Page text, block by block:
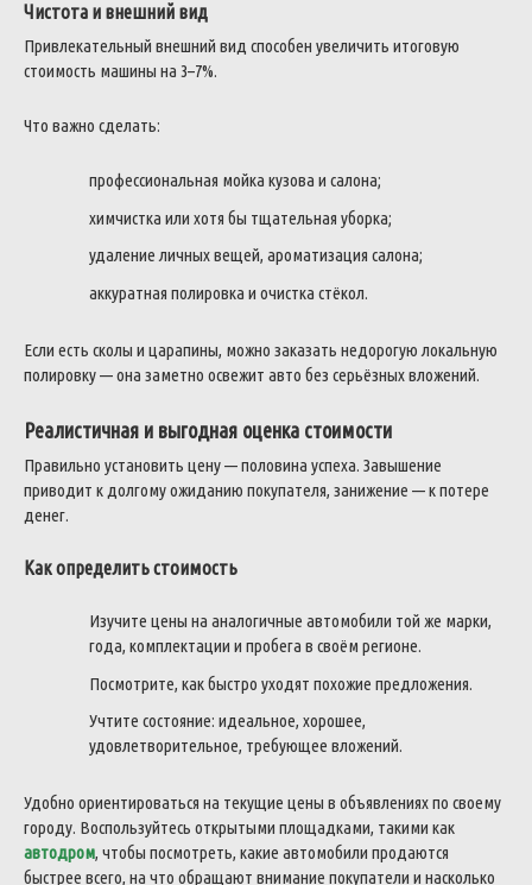
Чистота и внешний вид
Привлекательный внешний вид способен увеличить итоговую
стоимость машины на 3–7%.
Что важно сделать:
профессиональная мойка кузова и салона;
химчистка или хотя бы тщательная уборка;
удаление личных вещей, ароматизация салона;
аккуратная полировка и очистка стёкол.
Если есть сколы и царапины, можно заказать недорогую локальную
полировку — она заметно освежит авто без серьёзных вложений.
Реалистичная и выгодная оценка стоимости
Правильно установить цену — половина успеха. Завышение
приводит к долгому ожиданию покупателя, занижение — к потере
денег.
Как определить стоимость
Изучите цены на аналогичные автомобили той же марки,
года, комплектации и пробега в своём регионе.
Посмотрите, как быстро уходят похожие предложения.
Учтите состояние: идеальное, хорошее,
удовлетворительное, требующее вложений.
Удобно ориентироваться на текущие цены в объявлениях по своему
городу. Воспользуйтесь открытыми площадками, такими как
автодром, чтобы посмотреть, какие автомобили продаются
быстрее всего, на что обращают внимание покупатели и насколько